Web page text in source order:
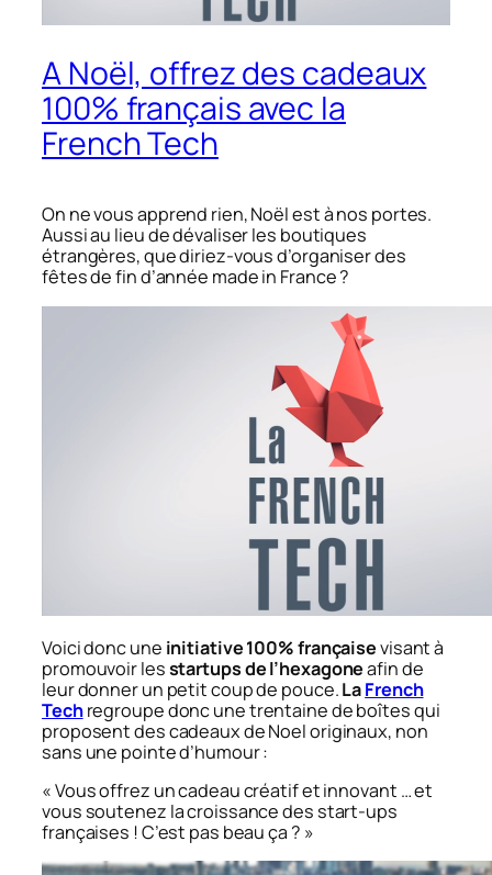
A Noël, offrez des cadeaux
100% français avec la
French Tech
On ne vous apprend rien, Noël est à nos portes.
Aussi au lieu de dévaliser les boutiques
étrangères, que diriez-vous d’organiser des
fêtes de fin d’année made in France ?
Voici donc une initiative 100% françaisevisant à
promouvoir lesstartups de l’hexagoneafin de
leur donner un petit coup de pouce.LaFrench
Techregroupe donc une trentaine de boîtes qui
proposent des cadeaux de Noel originaux, non
sans une pointe d’humour :
« Vous offrez un cadeau créatif et innovant … et
vous soutenez la croissance des start-ups
françaises ! C’est pas beau ça ? »